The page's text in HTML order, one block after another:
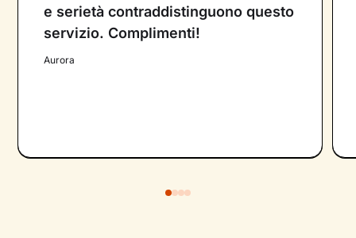
e serietà contraddistinguono questo
servizio. Complimenti!
Aurora